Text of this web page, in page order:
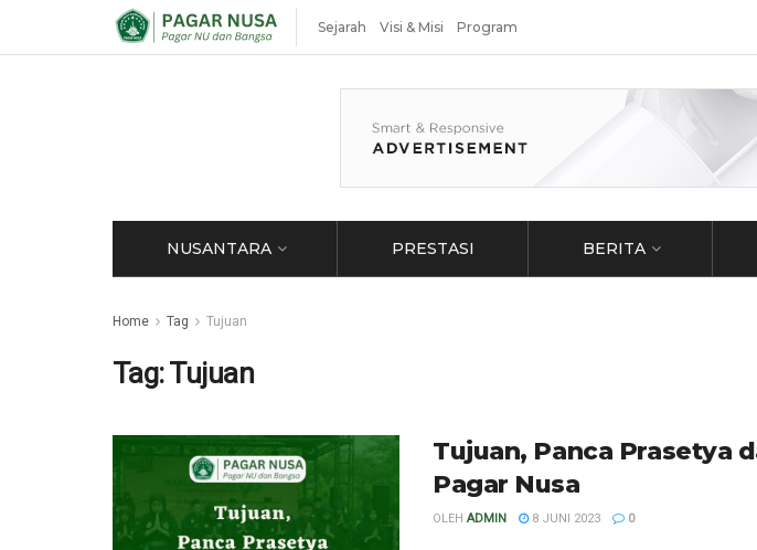
Sejarah Visi & Misi Program
NUSANTARA PRESTASI BERITA
Home Tag Tujuan
Tag:Tujuan
Tujuan, Panca Prasetya
Pagar Nusa
OLEH ADMIN 8 JUNI 2023 0